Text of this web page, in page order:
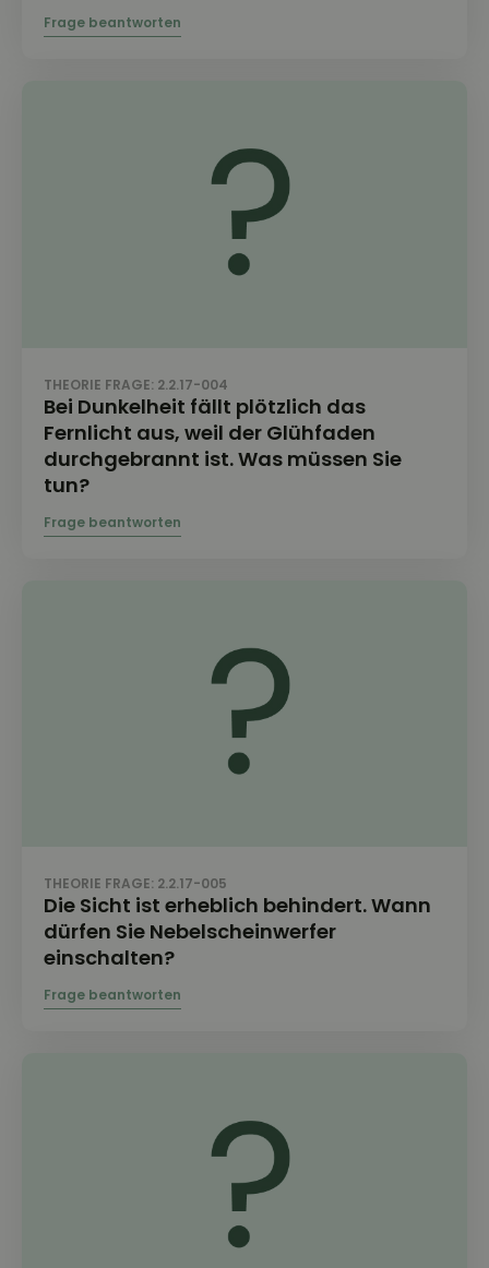
THEORIE FRAGE: 2.2.17-004
Bei Dunkelheit fällt plötzlich das
Fernlicht aus, weil der Glühfaden
durchgebrannt ist. Was müssen Sie
tun?
THEORIE FRAGE: 2.2.17-005
Die Sicht ist erheblich behindert. Wann
dürfen Sie Nebelscheinwerfer
einschalten?